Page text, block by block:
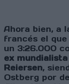
Ahora bien, a
francés el
un 3:26.000
ex
Reiersen,
Ostberg por